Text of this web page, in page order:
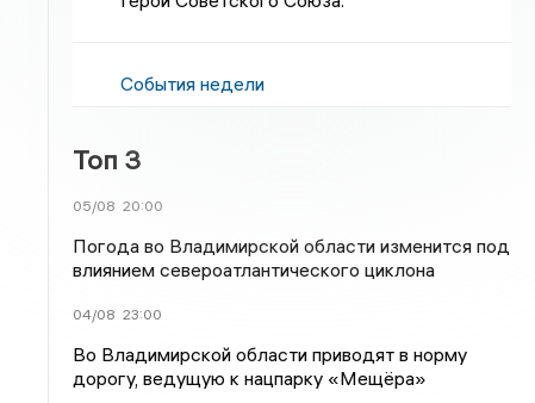
События недели
Топ 3
05/08 20:00
Погода во Владимирской области изменится под
влиянием североатлантического циклона
04/08 23:00
Во Владимирской области приводят в норму
дорогу, ведущую к нацпарку «Мещёра»